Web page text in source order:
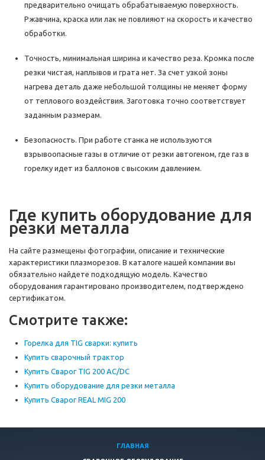
предварительно очищать обрабатываемую поверхность.
Ржавчина, краска или лак не повлияют на скорость и качество
обработки.
Точность, минимальная ширина и качество реза. Кромка после
резки чистая, наплывов и грата нет. За счет узкой зоны
нагрева деталь даже небольшой толщины не меняет форму
от теплового воздействия. Заготовка точно соответствует
заданным размерам.
Безопасность. При работе станка не используются
взрывоопасные газы в отличие от резки автогеном, где газ в
горелку идет из баллонов с высоким давлением.
Где купить оборудование для
резки металла
На сайте размещены фотографии, описание и технические
характеристики плазморезов. В каталоге нашей компании вы
обязательно найдете подходящую модель. Качество
оборудования гарантировано производителем, подтверждено
сертификатом.
Смотрите также:
Горелка для TIG сварки: купить
Купить сварочный трактор
Купить Сварог TIG 200 AC/DC
Купить оборудование для резки металла
Купить Сварог REAL MIG 200
ГЛАВНАЯ